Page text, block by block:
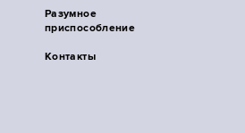
Разумное
приспособление
Контакты